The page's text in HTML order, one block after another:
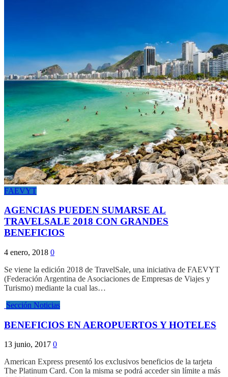
FAEVYT
AGENCIAS PUEDEN SUMARSE AL
TRAVELSALE 2018 CON GRANDES
BENEFICIOS
4 enero, 2018 0
Se viene la edición 2018 de TravelSale, una iniciativa de FAEVYT
(Federación Argentina de Asociaciones de Empresas de Viajes y
Turismo) mediante la cual las…
Sección Noticias
BENEFICIOS EN AEROPUERTOS Y HOTELES
13 junio, 2017 0
American Express presentó los exclusivos beneficios de la tarjeta
The Platinum Card. Con la misma se podrá acceder sin límite a más